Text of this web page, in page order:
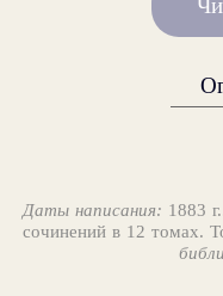
Даты написания: 1883
сочинений в 12 томах.